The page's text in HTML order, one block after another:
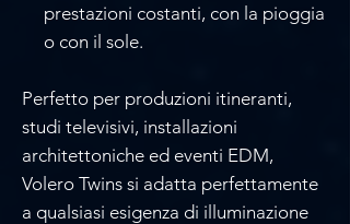
prestazioni costanti, con la pioggia
o con il sole.
Perfetto per produzioni itineranti,
studi televisivi, installazioni
architettoniche ed eventi EDM,
Volero Twins si adatta perfettamente
a qualsiasi esigenza di illuminazione